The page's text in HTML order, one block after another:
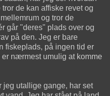
de kan affiske revet og
og tror de
går "deres" plads over og
på den. Jeg er bare
fiskeplads, på ingen tid er
nærmest umulig at komme
utallige gange, har set